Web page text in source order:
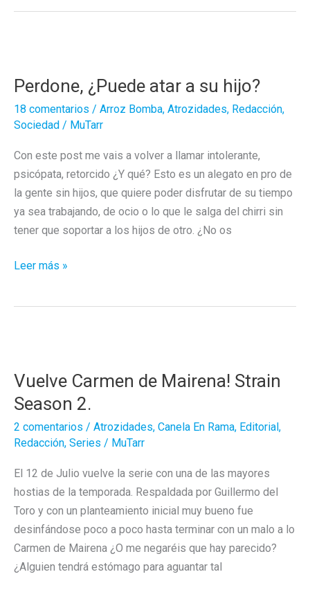
Perdone, ¿Puede atar a su hijo?
18 comentarios / Arroz Bomba, Atrozidades, Redacción,
Sociedad / MuTarr
Con este post me vais a volver a llamar intolerante,
psicópata, retorcido ¿Y qué? Esto es un alegato en pro de
la gente sin hijos, que quiere poder disfrutar de su tiempo
ya sea trabajando, de ocio o lo que le salga del chirri sin
tener que soportar a los hijos de otro. ¿No os
Perdone,
Leer más »
Vuelve Carmen de Mairena! Strain
Season 2.
2 comentarios / Atrozidades, Canela En Rama, Editorial ,
Redacción, Series / MuTarr
El 12 de Julio vuelve la serie con una de las mayores
hostias de la temporada. Respaldada por Guillermo del
Toro y con un planteamiento inicial muy bueno fue
desinfándose poco a poco hasta terminar con un malo a lo
Carmen de Mairena ¿O me negaréis que hay parecido?
¿Alguien tendrá estómago para aguantar tal